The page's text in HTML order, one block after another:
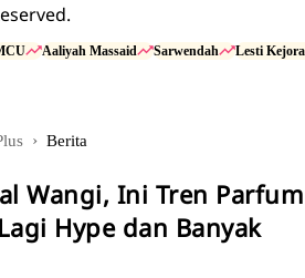
Aaliyah Massaid Sarwendah Lesti Kejora
Berita
Wangi, Ini Tren Parfum
Hype dan Banyak